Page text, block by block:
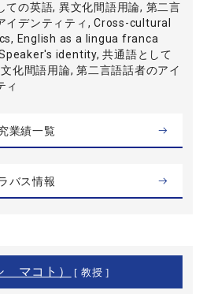
ての英語, 異文化間語用論, 第二言
イデンティティ, Cross-cultural
English as a lingua franca
identity, 共通語として
化間語用論, 第二言語話者のアイ
ィ
業績一覧
バス情報
マコト） [ 教授 ]